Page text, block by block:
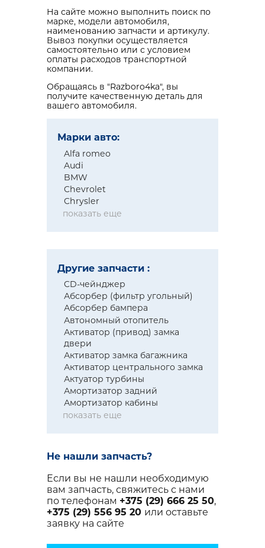
На сайте можно выполнить поиск по
марке, модели автомобиля,
наименованию запчасти и артикулу.
Вывоз покупки осуществляется
самостоятельно или с условием
оплаты расходов транспортной
компании.
Обращаясь в "Razboro4ka", вы
получите качественную деталь для
вашего автомобиля.
Марки авто:
Alfa romeo
Audi
BMW
Chevrolet
Chrysler
показать еще
Другие запчасти :
CD-чейнджер
Абсорбер (фильтр угольный)
Абсорбер бампера
Автономный отопитель
Активатор (привод) замка
двери
Активатор замка багажника
Активатор центрального замка
Актуатор турбины
Амортизатор задний
Амортизатор кабины
показать еще
Не нашли запчасть?
Если вы не нашли необходимую
вам запчасть, свяжитесь с нами
по телефонам +375 (29) 666 25 50,
+375 (29) 556 95 20 или оставьте
заявку на сайте